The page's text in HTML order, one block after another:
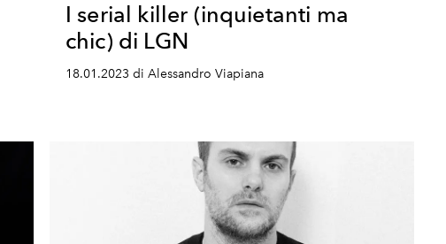
I serial killer (inquietanti ma
chic) di LGN
18.01.2023 di Alessandro Viapiana